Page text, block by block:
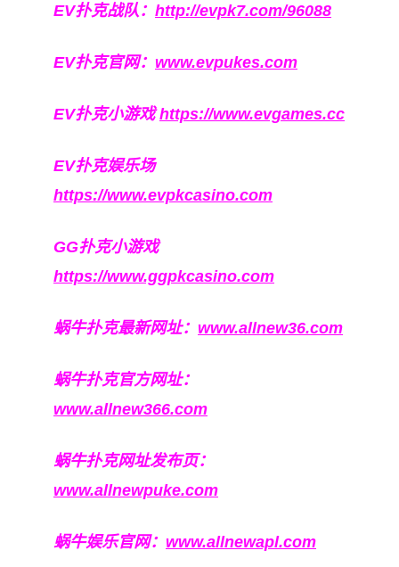
EV扑克战队： http://evpk7.com/96088
EV扑克官网： www.evpukes.com
EV扑克小游戏https://www.evgames.cc
EV扑克娱乐场
https://www.evpkcasino.com
GG扑克小游戏
https://www.ggpkcasino.com
蜗牛扑克最新网址： www.allnew36.com
蜗牛扑克官方网址：
www.allnew366.com
蜗牛扑克网址发布页：
www.allnewpuke.com
蜗牛娱乐官网： www.allnewapl.com